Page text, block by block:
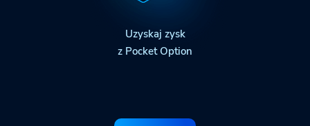
Uzyskaj zysk
z Pocket Option